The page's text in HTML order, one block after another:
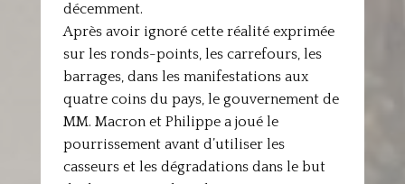
décemment.
Après avoir ignoré cette réalité exprimée
sur les ronds-points, les carrefours, les
barrages, dans les manifestations aux
quatre coins du pays, le gouvernement de
MM. Macron et Philippe a joué le
pourrissement avant d’utiliser les
casseurs et les dégradations dans le but